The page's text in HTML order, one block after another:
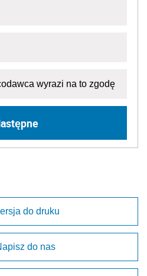
wyrazi na to zgodę
do druku
do nas